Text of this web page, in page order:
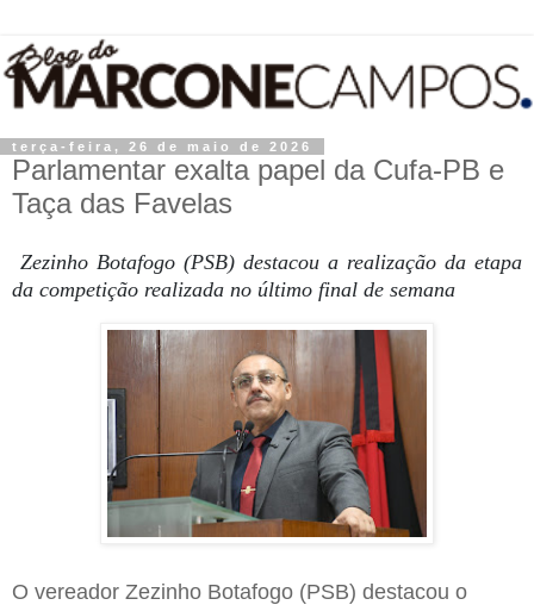
terça-feira, 26 de maio de 2026
Parlamentar exalta papel da Cufa-PB e
Taça das Favelas
Zezinho Botafogo (PSB) destacou a realização da etapa
da competição realizada no último final de semana
O vereador Zezinho Botafogo (PSB) destacou o